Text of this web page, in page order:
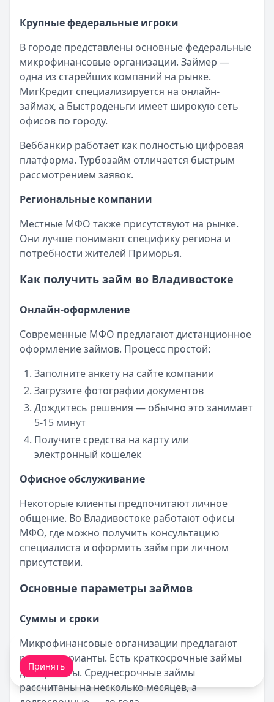
Крупные федеральные игроки
В городе представлены основные федеральные
микрофинансовые организации. Займер —
одна из старейших компаний на рынке.
МигКредит специализируется на онлайн-
займах, а Быстроденьги имеет широкую сеть
офисов по городу.
Веббанкир работает как полностью цифровая
платформа. Турбозайм отличается быстрым
рассмотрением заявок.
Региональные компании
Местные МФО также присутствуют на рынке.
Они лучше понимают специфику региона и
потребности жителей Приморья.
Как получить займ во Владивостоке
Онлайн-оформление
Современные МФО предлагают дистанционное
оформление займов. Процесс простой:
Заполните анкету на сайте компании
Загрузите фотографии документов
Дождитесь решения — обычно это занимает
5-15 минут
Получите средства на карту или
электронный кошелек
Офисное обслуживание
Некоторые клиенты предпочитают личное
общение. Во Владивостоке работают офисы
МФО, где можно получить консультацию
специалиста и оформить займ при личном
присутствии.
Основные параметры займов
Суммы и сроки
Микрофинансовые организации предлагают
разные варианты. Есть краткосрочные займы
до зарплаты. Среднесрочные займы
рассчитаны на несколько месяцев, а
Мы обрабатываем ваши cookie-файлы .
Принять